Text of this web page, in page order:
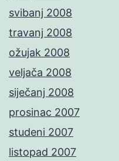
svibanj 2008
travanj 2008
ožujak 2008
veljača 2008
siječanj 2008
prosinac 2007
studeni 2007
listopad 2007